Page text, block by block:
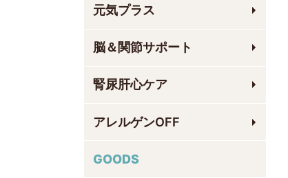
元気プラス
脳＆関節サポート
腎尿肝心ケア
アレルゲンOFF
GOODS